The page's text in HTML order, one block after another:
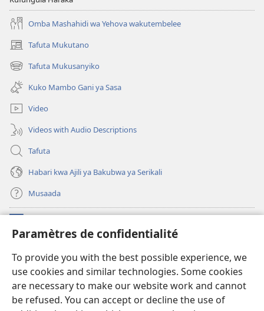
Paramètres de confidentialité
To provide you with the best possible experience, we
use cookies and similar technologies. Some cookies
are necessary to make our website work and cannot
be refused. You can accept or decline the use of
Omba Mashahidi wa Yehova wakutembelee
Tafuta Mukutano
(opens
new
window)
Tafuta Mukusanyiko
(opens
new
window)
Kuko Mambo Gani ya Sasa
Video
Videos with Audio Descriptions
Tafuta
Habari kwa Ajili ya Bakubwa ya Serikali
Musaada
(opens
new
Maktaba ku Enternete
(opens
new
window)JW Hub
(opens
new
Programu ya JW Library